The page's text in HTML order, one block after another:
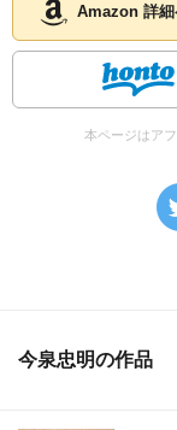
Amazon 詳細
本ページはア
今泉忠明の作品